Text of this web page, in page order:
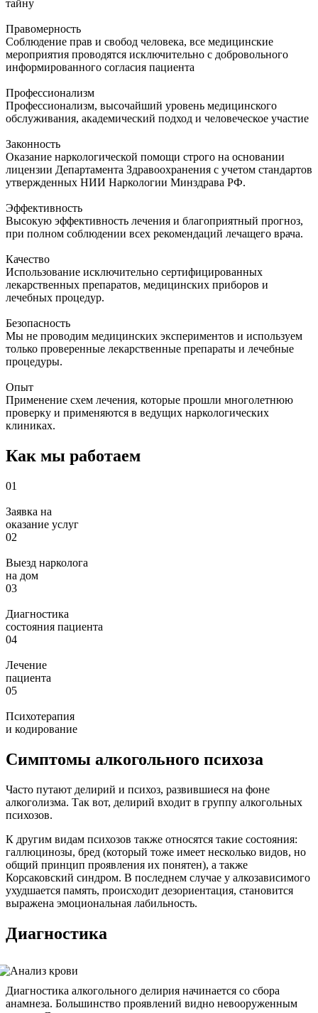
тайну
Правомерность
Соблюдение прав и свобод человека, все медицинские
мероприятия проводятся исключительно с добровольного
информированного согласия пациента
Профессионализм
Профессионализм, высочайший уровень медицинского
обслуживания, академический подход и человеческое участие
Законность
Оказание наркологической помощи строго на основании
лицензии Департамента Здравоохранения с учетом стандартов
утвержденных НИИ Наркологии Минздрава РФ.
Эффективность
Высокую эффективность лечения и благоприятный прогноз,
при полном соблюдении всех рекомендаций лечащего врача.
Качество
Использование исключительно сертифицированных
лекарственных препаратов, медицинских приборов и
лечебных процедур.
Безопасность
Мы не проводим медицинских экспериментов и используем
только проверенные лекарственные препараты и лечебные
процедуры.
Опыт
Применение схем лечения, которые прошли многолетнюю
проверку и применяются в ведущих наркологических
клиниках.
Как мы работаем
01
Заявка на
оказание услуг
02
Выезд нарколога
на дом
03
Диагностика
состояния пациента
04
Лечение
пациента
05
Психотерапия
и кодирование
Симптомы алкогольного психоза
Часто путают делирий и психоз, развившиеся на фоне
алкоголизма. Так вот, делирий входит в группу алкогольных
психозов.
К другим видам психозов также относятся такие состояния:
галлюцинозы, бред (который тоже имеет несколько видов, но
общий принцип проявления их понятен), а также
Корсаковский синдром. В последнем случае у алкозависимого
ухудшается память, происходит дезориентация, становится
выражена эмоциональная лабильность.
Диагностика
Диагностика алкогольного делирия начинается со сбора
анамнеза. Большинство проявлений видно невооруженным